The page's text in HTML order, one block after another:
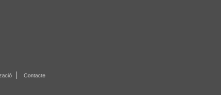
Contacte